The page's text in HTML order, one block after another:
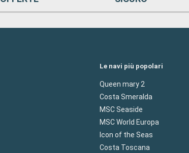
Le navi più popolari
Queen mary 2
Costa Smeralda
MSC Seaside
MSC World Europa
Icon of the Seas
Costa Toscana